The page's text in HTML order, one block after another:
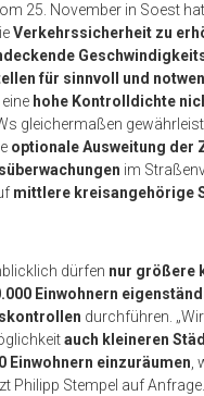
25. November in Soest
Verkehrssicherheit zu
für sinnvoll und
hohe Kontrolldichte
gleichermaßen
optionale Ausweitung der
im
mittlere kreisangehörige
dürfen nur größere
Einwohnern
durchführen.
auch kleineren
Einwohnern einzuräumen ,
Philipp Stempel auf Anfrage.